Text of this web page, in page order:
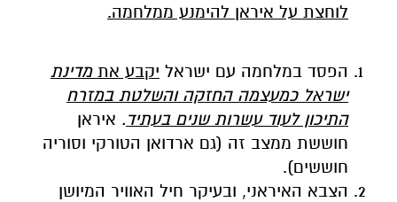
לוחצת על איראן להימנע ממלחמה.
הפסד במלחמה עם ישראל יקבע אתמדינת
ישראל כמעצמה החזקה והשלטת במזרח
התיכון לעוד עשרות שנים בעתיד. איראן
חוששת ממצב זה (גם ארדואן הטורקי וסוריה
חוששים).
הצבא האיראני, ובעיקר חיל האוויר המיושן